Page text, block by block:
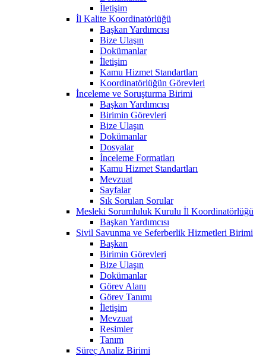
İletişim
İl Kalite Koordinatörlüğü
Başkan Yardımcısı
Bize Ulaşın
Dokümanlar
İletişim
Kamu Hizmet Standartları
Koordinatörlüğün Görevleri
İnceleme ve Soruşturma Birimi
Başkan Yardımcısı
Birimin Görevleri
Bize Ulaşın
Dokümanlar
Dosyalar
İnceleme Formatları
Kamu Hizmet Standartları
Mevzuat
Sayfalar
Sık Sorulan Sorular
Mesleki Sorumluluk Kurulu İl Koordinatörlüğü
Başkan Yardımcısı
Sivil Savunma ve Seferberlik Hizmetleri Birimi
Başkan
Birimin Görevleri
Bize Ulaşın
Dokümanlar
Görev Alanı
Görev Tanımı
İletişim
Mevzuat
Resimler
Tanım
Süreç Analiz Birimi